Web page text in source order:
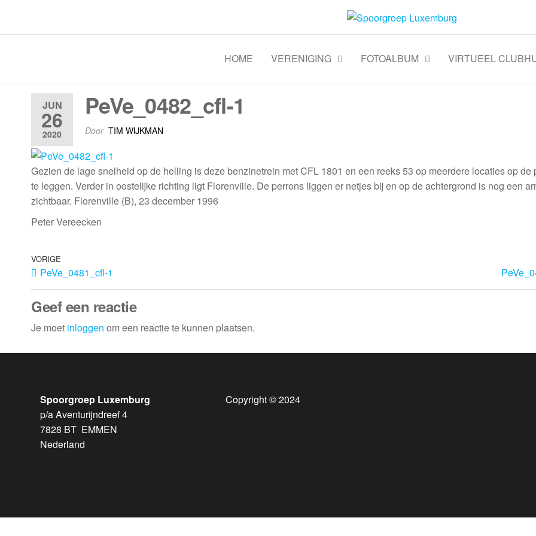
Spoorgroep Luxemburg
HOME VERENIGING FOTOALBUM VIRTUEEL
JUN
26
2020
PeVe_0482_cfl-1
Door TIM WIJKMAN
Gezien de lage snelheid op de helling is deze benzinetrein met CFL 1801 en een reeks 53 op meerdere locaties op de
te leggen. Verder in oostelijke richting ligt Florenville. De perrons liggen er netjes bij en op de achtergrond is nog een
zichtbaar. Florenville (B), 23 december 1996
Peter Vereecken
VORIGE
PeVe_0481_cfl-1
Geef een reactie
Je moet inloggen om een reactie te kunnen plaatsen.
Spoorgroep Luxemburg
p/a Aventurijndreef 4
7828 BT EMMEN
Nederland
Copyright © 2024